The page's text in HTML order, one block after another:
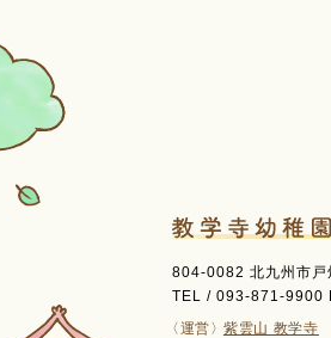
804-0082 北九州市
TEL / 093-871-9900
〈運営〉紫雲山 教学寺